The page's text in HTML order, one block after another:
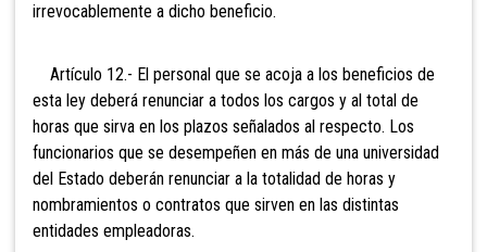
irrevocablemente a dicho beneficio.
Artículo 12.- El personal que se acoja a los beneficios de
esta ley deberá renunciar a todos los cargos y al total de
horas que sirva en los plazos señalados al respecto. Los
funcionarios que se desempeñen en más de una universidad
del Estado deberán renunciar a la totalidad de horas y
nombramientos o contratos que sirven en las distintas
entidades empleadoras.